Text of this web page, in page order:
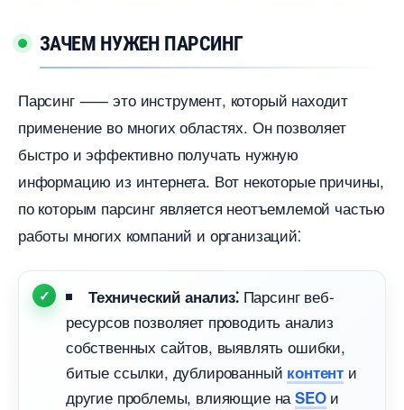
ЗАЧЕМ НУЖЕН ПАРСИНГ
Парсинг ⸺ это инструмент, который находит
применение во многих областях.​ Он позволяет
ыстро и эффективно получать нужную
информацию из интернета.​ Вот некоторые причины,
по которым парсинг является неотъемлемой частью
работы многих компаний и организаций⁚
Технический анализ⁚Парсинг веб-
ресурсов позволяет проводить анализ
собственных сайтов, выявлять ошибки,
итые ссылки, дублированный контент и
другие проблемы, влияющие наSEOи